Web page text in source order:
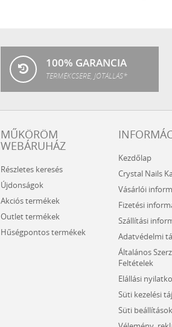
100% GARANCIA
TERMÉKCSERE, JÓTÁLLÁS*
MŰKÖRÖM
WEBÁRUHÁZ
Részletes keresés
Újdonságok
Akciós termékek
Outlet termékek
Hűségpontos termékek
Kezdőlap
Crystal Nails
Vásárlói
Fizetési
Szállítási
Adatvédelmi
Általános
Feltételek
Elállási
Süti kezelési
Süti beállítások